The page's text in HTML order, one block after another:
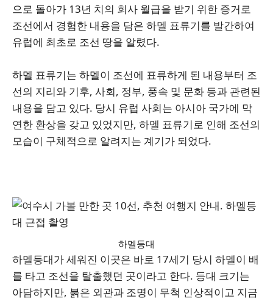
으로 돌아가 13년 치의 회사 월급을 받기 위한 증거로
조선에서 경험한 내용을 담은 하멜 표류기를 발간하여
유럽에 최초로 조선 땅을 알렸다.
하멜 표류기는 하멜이 조선에 표류하게 된 내용부터 조
선의 지리와 기후, 사회, 정부, 풍속 및 문화 등과 관련된
내용을 담고 있다. 당시 유럽 사회는 아시아 국가에 막
연한 환상을 갖고 있었지만, 하멜 표류기로 인해 조선의
모습이 구체적으로 알려지는 계기가 되었다.
하멜등대
하멜등대가 세워진 이곳은 바로 17세기 당시 하멜이 배
를 타고 조선을 탈출했던 곳이라고 한다. 등대 크기는
아담하지만, 붉은 외관과 조명이 무척 인상적이고 지금